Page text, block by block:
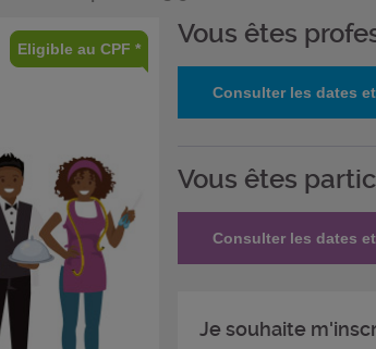
Eligible au CPF * Vous êtes
Consulter les dates
Vous êtes
Consulter les dates
Je souhaite